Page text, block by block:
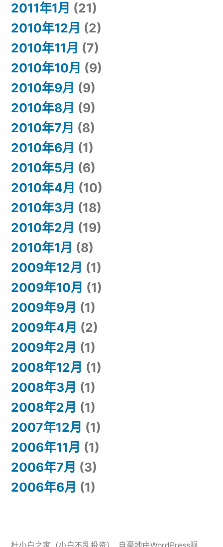
2011年1月 (21)
2010年12月 (2)
2010年11月 (7)
2010年10月 (9)
2010年9月 (9)
2010年8月 (9)
2010年7月 (8)
2010年6月 (1)
2010年5月 (6)
2010年4月 (10)
2010年3月 (18)
2010年2月 (19)
2010年1月 (8)
2009年12月 (1)
2009年10月 (1)
2009年9月 (1)
2009年4月 (2)
2009年2月 (1)
2008年12月 (1)
2008年3月 (1)
2008年2月 (1)
2007年12月 (1)
2006年11月 (1)
2006年7月 (3)
2006年6月 (1)